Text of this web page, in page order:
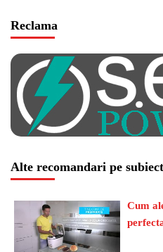
Reclama
Alte recomandari pe subiect
Cum